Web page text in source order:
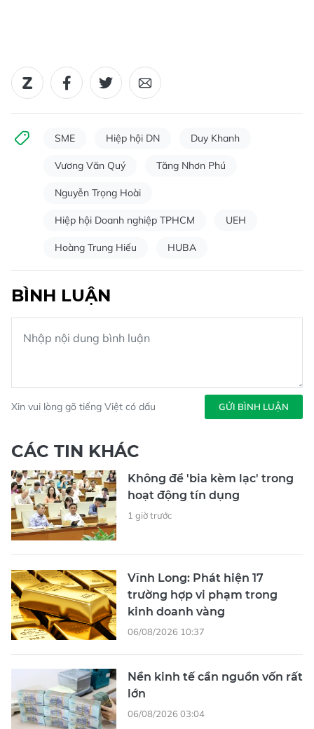
SME Hiệp hội DN Duy Khanh
Vương Văn Quý Tăng Nhơn Phú
Nguyễn Trọng Hoài
Hiệp hội Doanh nghiệp TPHCM UEH
Hoàng Trung Hiếu HUBA
BÌNH LUẬN
Xin vui lòng gõ tiếng Việt có dấu GỬI BÌNH LUẬN
CÁC TIN KHÁC
Không để 'bia kèm lạc' trong
hoạt động tín dụng
1 giờ trước
Vĩnh Long: Phát hiện 17
trường hợp vi phạm trong
kinh doanh vàng
06/08/2026 10:37
Nền kinh tế cần nguồn vốn rất
lớn
06/08/2026 03:04